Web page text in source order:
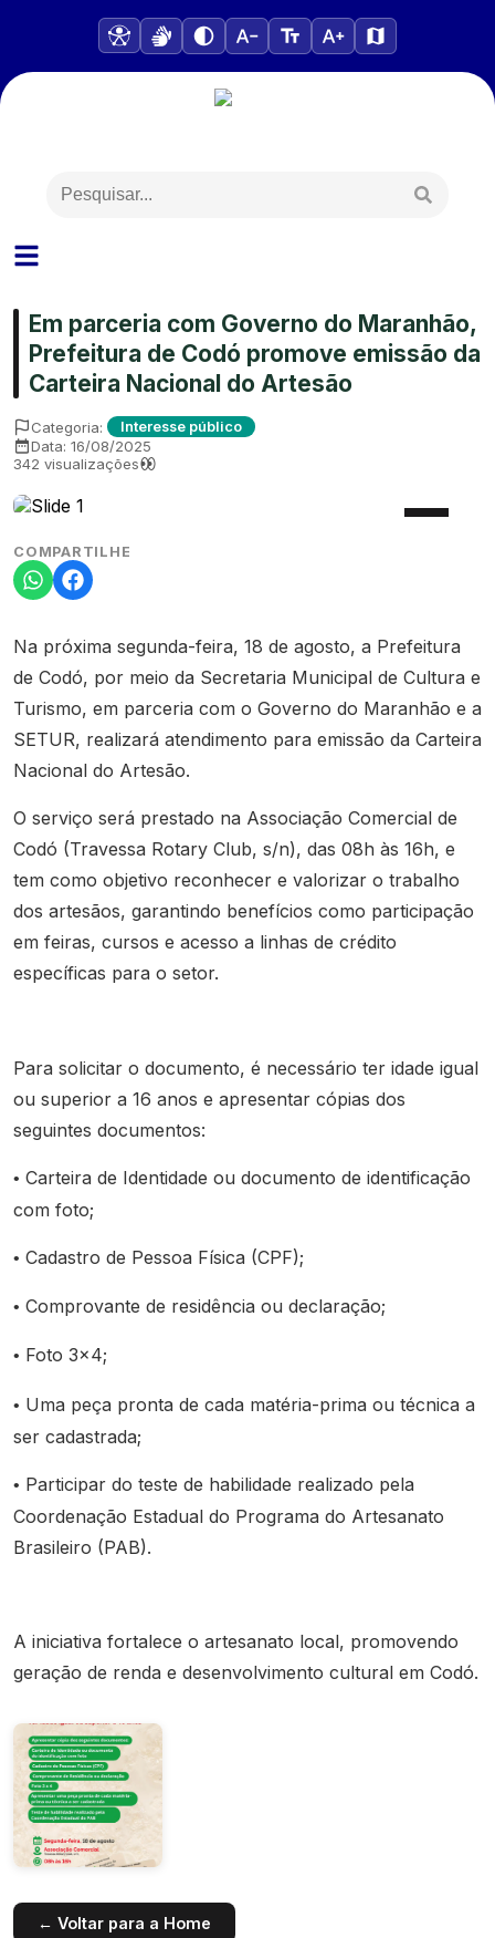
Em parceria com Governo do Maranhão,
Prefeitura de Codó promove emissão da
Carteira Nacional do Artesão
Categoria: Interesse público
Data: 16/08/2025
342 visualizações
COMPARTILHE
Na próxima segunda-feira, 18 de agosto, a Prefeitura
de Codó, por meio da Secretaria Municipal de Cultura e
Turismo, em parceria com o Governo do Maranhão e a
SETUR, realizará atendimento para emissão da Carteira
Nacional do Artesão.
O serviço será prestado na Associação Comercial de
Codó (Travessa Rotary Club, s/n), das 08h às 16h, e
tem como objetivo reconhecer e valorizar o trabalho
dos artesãos, garantindo benefícios como participação
em feiras, cursos e acesso a linhas de crédito
específicas para o setor.
Para solicitar o documento, é necessário ter idade igual
ou superior a 16 anos e apresentar cópias dos
seguintes documentos:
• Carteira de Identidade ou documento de identificação
com foto;
• Cadastro de Pessoa Física (CPF);
• Comprovante de residência ou declaração;
• Foto 3x4;
• Uma peça pronta de cada matéria-prima ou técnica a
ser cadastrada;
• Participar do teste de habilidade realizado pela
Coordenação Estadual do Programa do Artesanato
Brasileiro (PAB).
A iniciativa fortalece o artesanato local, promovendo
geração de renda e desenvolvimento cultural em Codó.
← Voltar para a Home